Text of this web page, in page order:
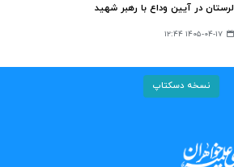
لرستان در آیین وداع با رهبر شهید
۱۴۰۵-۰۴-۱۷ ۱۲:۴۴
نسخه دسکتاپ